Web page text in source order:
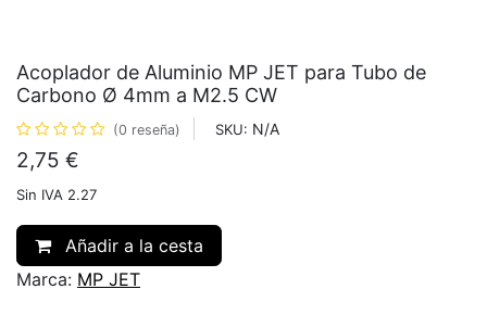
Acoplador de Aluminio MP JET para Tubo de
Carbono Ø 4mm a M2.5 CW
(0 reseña) SKU: N/A
2,75 €
Sin IVA 2.27
Añadir a la cesta
Marca: MP JET